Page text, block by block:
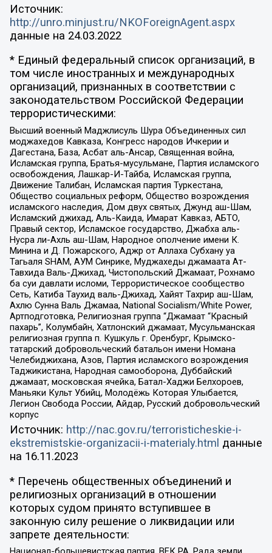
Источник:
http://unro.minjust.ru/NKOForeignAgent.aspx
данные на 24.03.2022
* Единый федеральный список организаций, в
том числе иностранных и международных
организаций, признанных в соответствии с
законодательством Российской Федерации
террористическими:
Высший военный Маджлисуль Шура Объединенных сил
моджахедов Кавказа, Конгресс народов Ичкерии и
Дагестана, База, Асбат аль-Ансар, Священная война,
Исламская группа, Братья-мусульмане, Партия исламского
освобождения, Лашкар-И-Тайба, Исламская группа,
Движение Талибан, Исламская партия Туркестана,
Общество социальных реформ, Общество возрождения
исламского наследия, Дом двух святых, Джунд аш-Шам,
Исламский джихад, Аль-Каида, Имарат Кавказ, АБТО,
Правый сектор, Исламское государство, Джабха аль-
Нусра ли-Ахль аш-Шам, Народное ополчение имени К.
Минина и Д. Пожарского, Аджр от Аллаха Субхану уа
Тагьаля SHAM, АУМ Синрике, Муджахеды джамаата Ат-
Тавхида Валь-Джихад, Чистопольский Джамаат, Рохнамо
ба суи давлати исломи, Террористическое сообщество
Сеть, Катиба Таухид валь-Джихад, Хайят Тахрир аш-Шам,
Ахлю Сунна Валь Джамаа, National Socialism/White Power,
Артподготовка, Религиозная группа “Джамаат “Красный
пахарь”, Колумбайн, Хатлонский джамаат, Мусульманская
религиозная группа п. Кушкуль г. Оренбург, Крымско-
татарский добровольческий батальон имени Номана
Челебиджихана, Азов, Партия исламского возрождения
Таджикистана, Народная самооборона, Дуббайский
джамаат, московская ячейка, Батал-Хаджи Белхороев,
Маньяки Культ Убийц, Молодёжь Которая Улыбается,
Легион Свобода России, Айдар, Русский добровольческий
корпус
Источник: http://nac.gov.ru/terroristicheskie-i-
ekstremistskie-organizacii-i-materialy.html данные
на 16.11.2023
* Перечень общественных объединений и
религиозных организаций в отношении
которых судом принято вступившее в
законную силу решение о ликвидации или
запрете деятельности: